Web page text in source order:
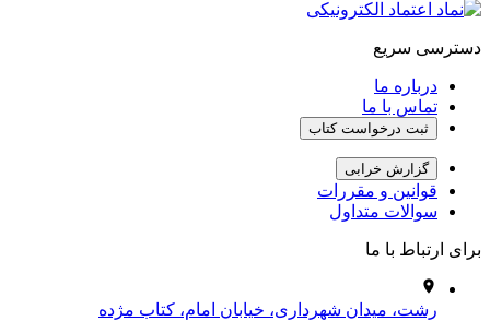
دسترسی سریع
درباره ما
تماس با ما
ثبت درخواست کتاب
گزارش خرابی
قوانین و مقررات
سوالات متداول
برای ارتباط با ما
رشت، میدان شهرداری، خیابان امام، کتاب مژده